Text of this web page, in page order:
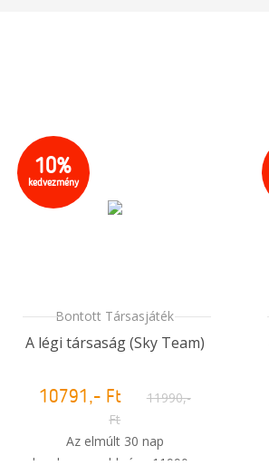
10%
kedvezmény
Bontott Társasjáték
A légi társaság (Sky Team)
10791,- Ft
11990,-
Ft
Az elmúlt 30 nap
legalacsonyabb ára: 11990,-